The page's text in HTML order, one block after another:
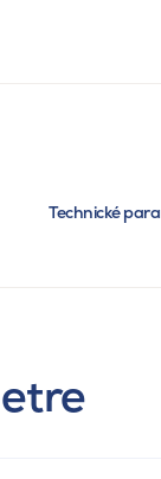
Technické